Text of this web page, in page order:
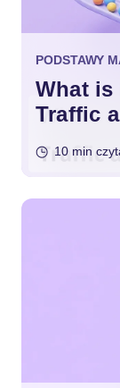
PODSTAWY
What is
Traffic
10 min